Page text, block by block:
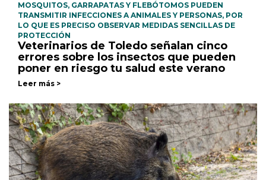
MOSQUITOS, GARRAPATAS Y FLEBÓTOMOS PUEDEN
TRANSMITIR INFECCIONES A ANIMALES Y PERSONAS, POR
LO QUE ES PRECISO OBSERVAR MEDIDAS SENCILLAS DE
PROTECCIÓN
Veterinarios de Toledo señalan cinco
errores sobre los insectos que pueden
poner en riesgo tu salud este verano
Leer más >